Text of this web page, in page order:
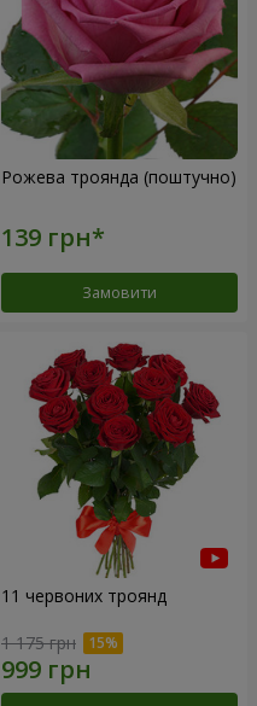
Рожева троянда (поштучно)
Замовити
11 червоних троянд
1 175 грн